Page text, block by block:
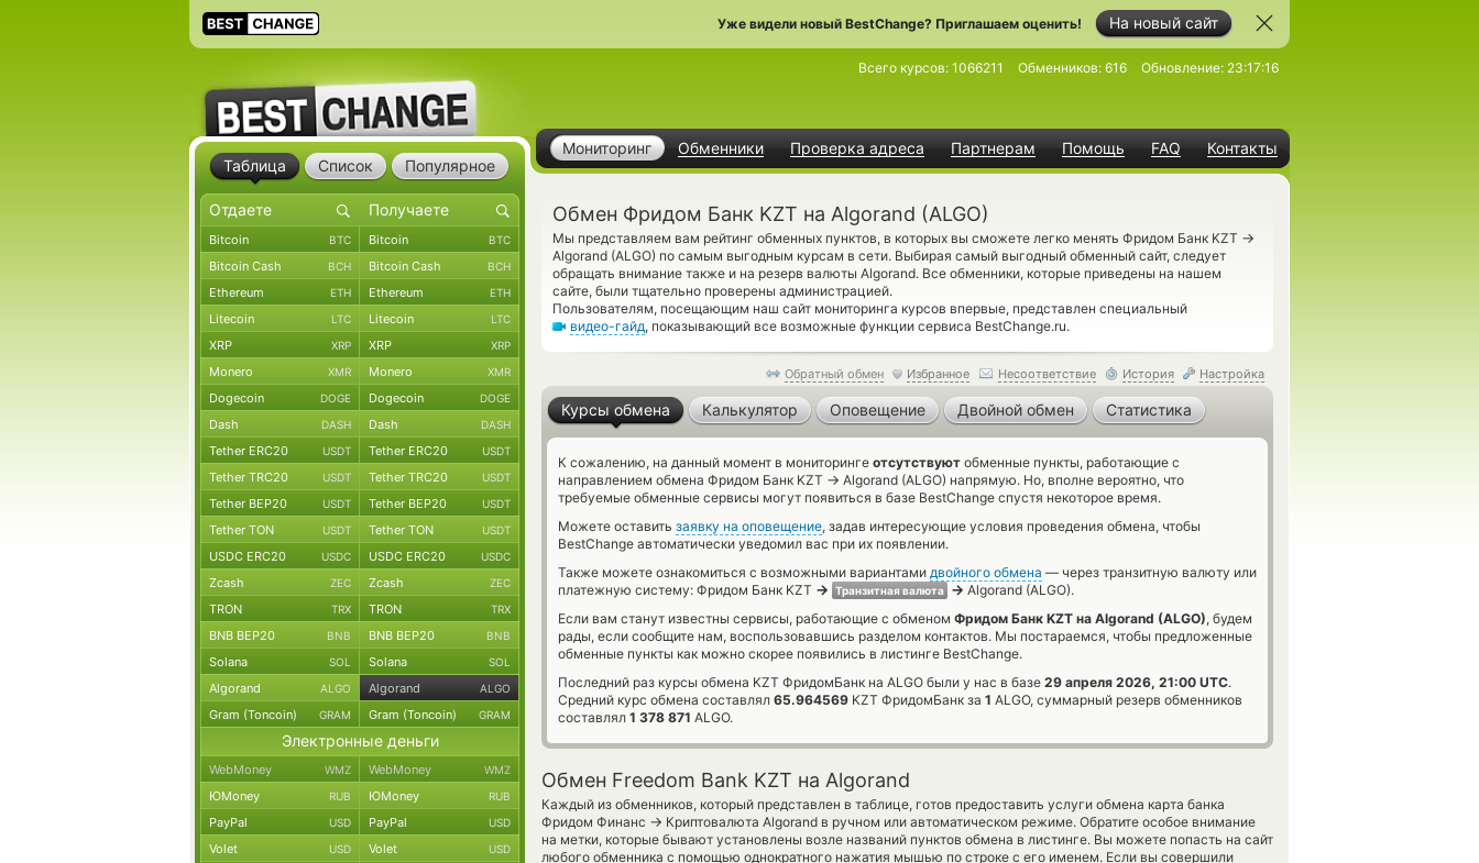
На новый сайт
Уже видели новый BestChange? Приглашаем оценить!
Мониторинг Обменники Проверка адреса Партнерам Помощь FAQ Контакты
Всего курсов: 1066211 Обменников: 616 Обновление: 23:17:16
Обмен Фридом Банк KZT на Algorand (ALGO)
Мы представляем вам рейтинг обменных пунктов, в которых вы сможете легко менять Фридом Банк KZT →
Algorand (ALGO) по самым выгодным курсам в сети. Выбирая самый выгодный обменный сайт, следует
обращать внимание также и на резерв валюты Algorand. Все обменники, которые приведены на нашем
сайте, были тщательно проверены администрацией.
Пользователям, посещающим наш сайт мониторинга курсов впервые, представлен специальный
видео-гайд, показывающий все возможные функции сервиса BestChange.ru.
Обратный обмен Избранное Несоответствие История Настройка
Курсы обмена Калькулятор Оповещение Двойной обмен Статистика
К сожалению, на данный момент в мониторинге отсутствуют обменные пункты, работающие с
направлением обмена Фридом Банк KZT → Algorand (ALGO) напрямую. Но, вполне вероятно, что
требуемые обменные сервисы могут появиться в базе BestChange спустя некоторое время.
Можете оставить заявку на оповещение, задав интересующие условия проведения обмена, чтобы
BestChange автоматически уведомил вас при их появлении.
Также можете ознакомиться с возможными вариантами двойного обмена — через транзитную валюту или
платежную систему: Фридом Банк KZT → Транзитная валюта → Algorand (ALGO).
Если вам станут известны сервисы, работающие с обменом Фридом Банк KZT на Algorand (ALGO), будем
рады, если сообщите нам, воспользовавшись разделом контактов. Мы постараемся, чтобы предложенные
обменные пункты как можно скорее появились в листинге BestChange.
Последний раз курсы обмена KZT ФридомБанк на ALGO были у нас в базе 29 апреля 2026, 21:00 UTC.
Средний курс обмена составлял 65.964569 KZT ФридомБанк за 1 ALGO, суммарный резерв обменников
составлял 1 378 871 ALGO.
Обмен Freedom Bank KZT на Algorand
Каждый из обменников, который представлен в таблице, готов предоставить услуги обмена карта банка
Фридом Финанс → Криптовалюта Algorand в ручном или автоматическом режиме. Обратите особое внимание
на метки, которые бывают установлены возле названий пунктов обмена в листинге. Вы можете попасть на сайт
любого обменника с помощью однократного нажатия мышью по строке с его именем. Если вы совершили
Таблица Список Популярное
Bitcoin BTC Bitcoin BTC
Bitcoin Cash BCH Bitcoin Cash BCH
Ethereum ETH Ethereum ETH
Litecoin LTC Litecoin LTC
XRP XRP XRP XRP
Monero XMR Monero XMR
Dogecoin DOGE Dogecoin DOGE
Dash DASH Dash DASH
Tether ERC20 USDT Tether ERC20 USDT
Tether TRC20 USDT Tether TRC20 USDT
Tether BEP20 USDT Tether BEP20 USDT
Tether TON USDT Tether TON USDT
USDC ERC20 USDC USDC ERC20 USDC
Zcash ZEC Zcash ZEC
TRON TRX TRON TRX
BNB BEP20 BNB BNB BEP20 BNB
Solana SOL Solana SOL
Algorand ALGO Algorand ALGO
Gram (Toncoin) GRAM Gram (Toncoin) GRAM
Электронные деньги
WebMoney WMZ WebMoney WMZ
ЮMoney RUB ЮMoney RUB
PayPal USD PayPal USD
Volet USD Volet USD